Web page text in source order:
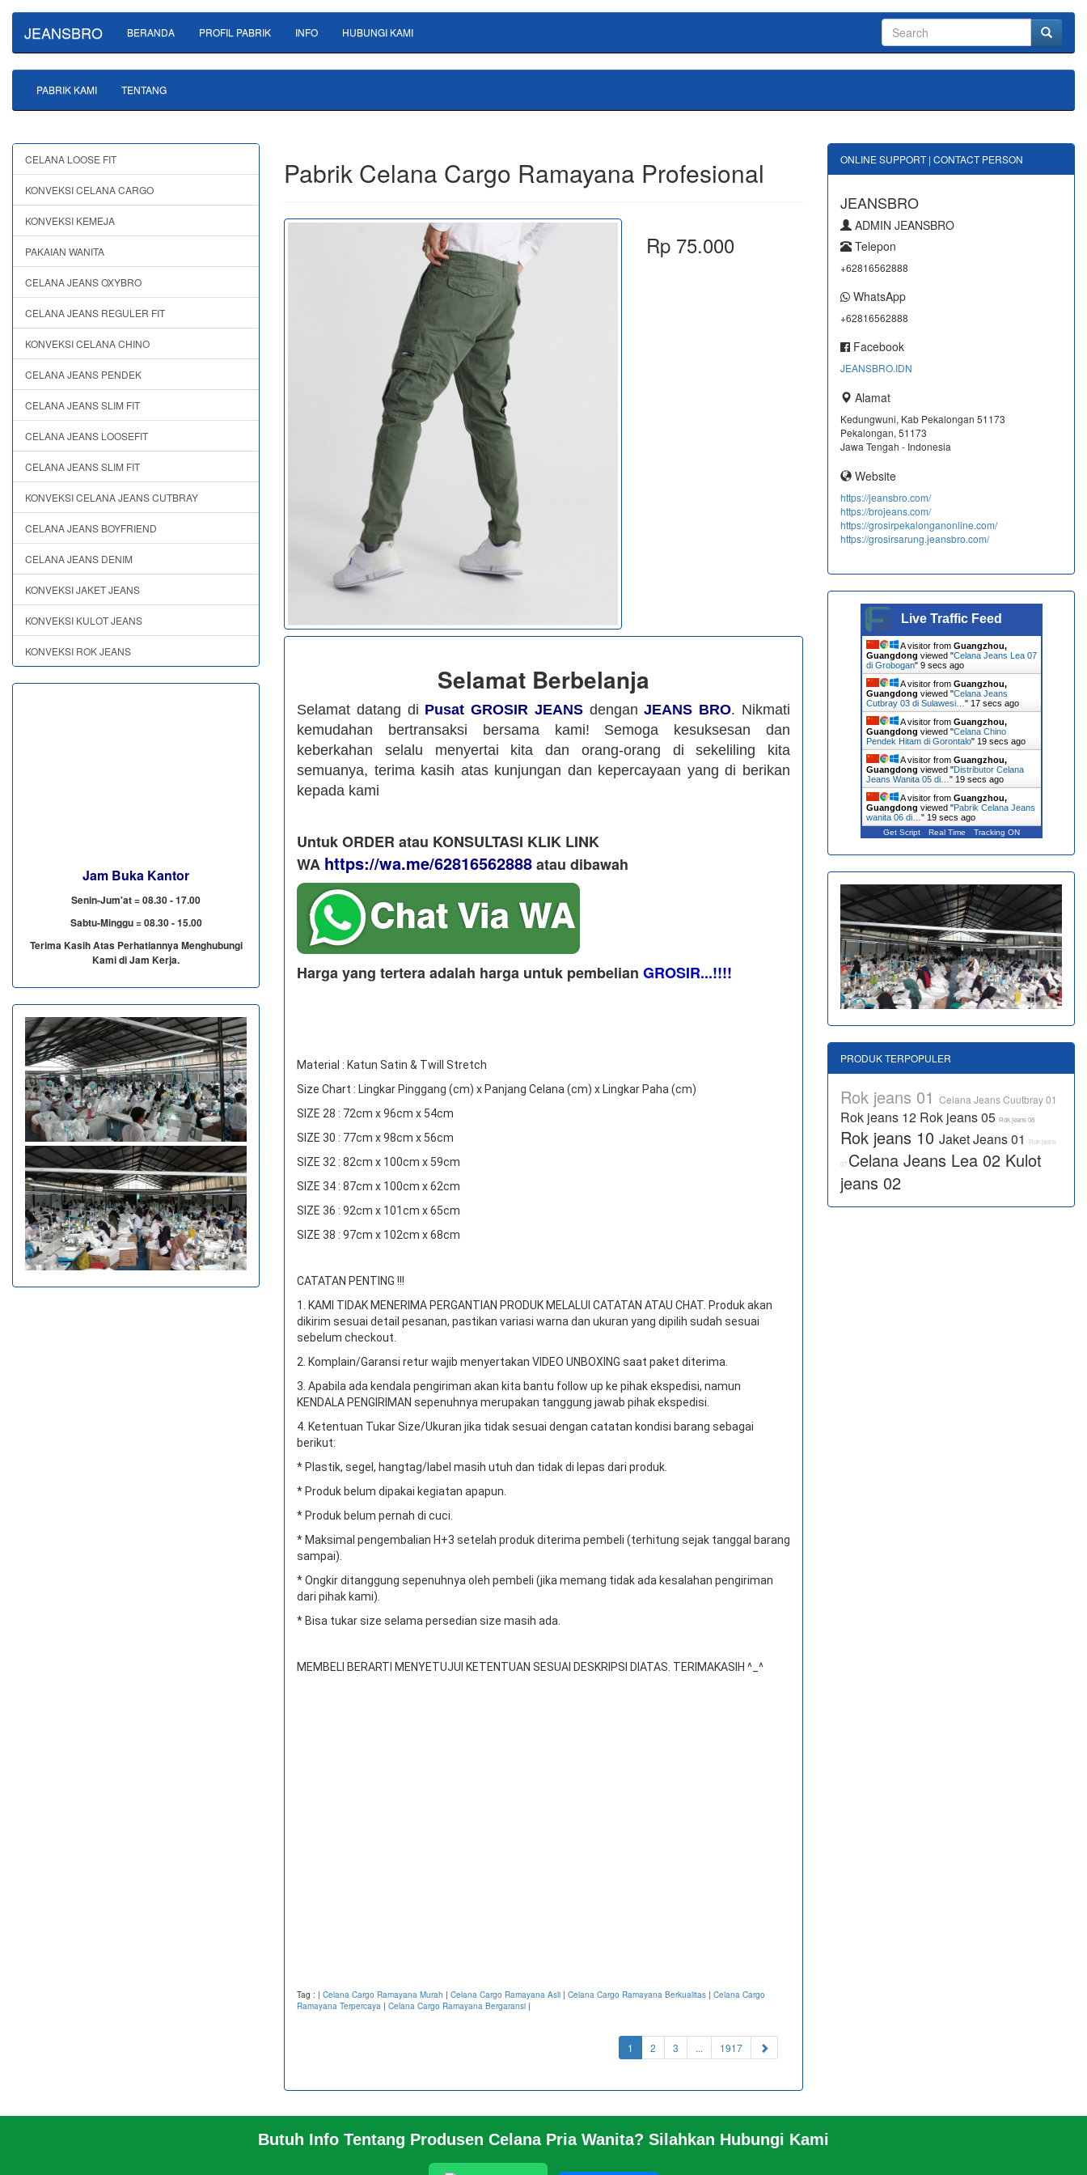
JEANSBRO BERANDA PROFIL PABRIK INFO HUBUNGI KAMI
PABRIK KAMI TENTANG
Pabrik Celana Cargo Ramayana Profesional
Rp 75.000
Selamat Berbelanja
Selamat datang di Pusat GROSIR JEANSdenganJEANS BRO. Nikmati
kemudahan bertransaksi bersama kami! Semoga kesuksesan dan
keberkahan selalu menyertai kita dan orang-orang di sekeliling kita
semuanya, terima kasih atas kunjungan dan kepercayaan yang di berikan
kepada kami
Untuk ORDER atau KONSULTASI KLIK LINK
WA https://wa.me/62816562888​ atau dibawah
Harga yang tertera adalah harga untuk pembelian GROSIR...!!!!
Material : Katun Satin & Twill Stretch
Size Chart : Lingkar Pinggang (cm) x Panjang Celana (cm) x Lingkar Paha (cm)
SIZE 28 : 72cm x 96cm x 54cm
SIZE 30 : 77cm x 98cm x 56cm
SIZE 32 : 82cm x 100cm x 59cm
SIZE 34 : 87cm x 100cm x 62cm
SIZE 36 : 92cm x 101cm x 65cm
SIZE 38 : 97cm x 102cm x 68cm
CATATAN PENTING !!!
1. KAMI TIDAK MENERIMA PERGANTIAN PRODUK MELALUI CATATAN ATAU CHAT. Produk akan
dikirim sesuai detail pesanan, pastikan variasi warna dan ukuran yang dipilih sudah sesuai
sebelum checkout.
2. Komplain/Garansi retur wajib menyertakan VIDEO UNBOXING saat paket diterima.
3. Apabila ada kendala pengiriman akan kita bantu follow up ke pihak ekspedisi, namun
KENDALA PENGIRIMAN sepenuhnya merupakan tanggung jawab pihak ekspedisi.
4. Ketentuan Tukar Size/Ukuran jika tidak sesuai dengan catatan kondisi barang sebagai
berikut:
* Plastik, segel, hangtag/label masih utuh dan tidak di lepas dari produk.
* Produk belum dipakai kegiatan apapun.
* Produk belum pernah di cuci.
* Maksimal pengembalian H+3 setelah produk diterima pembeli (terhitung sejak tanggal barang
sampai).
* Ongkir ditanggung sepenuhnya oleh pembeli (jika memang tidak ada kesalahan pengiriman
dari pihak kami).
* Bisa tukar size selama persedian size masih ada.
MEMBELI BERARTI MENYETUJUI KETENTUAN SESUAI DESKRIPSI DIATAS. TERIMAKASIH ^_^
Tag : | Celana Cargo Ramayana Murah | Celana Cargo Ramayana Asli | Celana Cargo Ramayana Berkualitas | Celana Cargo
Ramayana Terpercaya | Celana Cargo Ramayana Bergaransi |
1 (current)
2 3 ... 1917
CELANA LOOSE FIT
KONVEKSI CELANA CARGO
KONVEKSI KEMEJA
PAKAIAN WANITA
CELANA JEANS OXYBRO
CELANA JEANS REGULER FIT
KONVEKSI CELANA CHINO
CELANA JEANS PENDEK
CELANA JEANS SLIM FIT
CELANA JEANS LOOSEFIT
CELANA JEANS SLIM FIT
KONVEKSI CELANA JEANS CUTBRAY
CELANA JEANS BOYFRIEND
CELANA JEANS DENIM
KONVEKSI JAKET JEANS
KONVEKSI KULOT JEANS
KONVEKSI ROK JEANS
Jam Buka Kantor
Senin-Jum'at = 08.30 - 17.00
Sabtu-Minggu = 08.30 - 15.00
Terima Kasih Atas Perhatiannya Menghubungi
Kami di Jam Kerja.
Butuh Info Tentang Produsen Celana Pria Wanita? Silahkan Hubungi Kami
ONLINE SUPPORT | CONTACT PERSON
JEANSBRO
ADMIN JEANSBRO
Telepon
+62816562888
WhatsApp
+62816562888
Facebook
JEANSBRO.IDN
Alamat
Kedungwuni, Kab Pekalongan 51173
Pekalongan, 51173
Jawa Tengah - Indonesia
Website
https://jeansbro.com/
https://brojeans.com/
https://grosirpekalonganonline.com/
https://grosirsarung.jeansbro.com/
Live Traffic Feed
A visitor from Guangzhou,
Guangdong viewed "Celana Jeans Lea 07
di Grobogan" 10 secs ago
A visitor from Guangzhou,
Guangdong viewed "Celana Jeans
Cutbray 03 di Sulawesi… " 18 secs ago
A visitor from Guangzhou,
Guangdong viewed "Celana Chino
Pendek Hitam di Gorontalo" 20 secs ago
A visitor from Guangzhou,
Guangdong viewed "Distributor Celana
Jeans Wanita 05 di… " 20 secs ago
A visitor from Guangzhou,
Guangdong viewed "Pabrik Celana Jeans
wanita 06 di… " 20 secs ago
Get Script Real Time Tracking ON
PRODUK TERPOPULER
Rok jeans 01 Celana Jeans Cuutbray 01
Rok jeans 12 Rok jeans 05 Rok jeans 08
Rok jeans 10 Jaket Jeans 01 Rok jeans
07 Celana Jeans Lea 02 Kulot
jeans 02
PABRIK KAMI
© 2026 https://jeansbro.com/JEANSBRO